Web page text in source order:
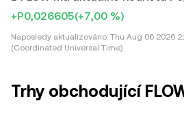
+P0,026605(+7,00 %)
Naposledy aktualizováno: Thu Aug 06 2026
(Coordinated Universal Time)
Trhy obchodující